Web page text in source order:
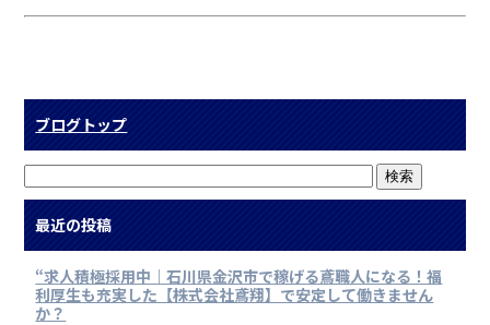
ブログトップ
最近の投稿
“求人積極採用中｜石川県金沢市で稼げる鳶職人になる！福
利厚生も充実した【株式会社鳶翔】で安定して働きません
か？